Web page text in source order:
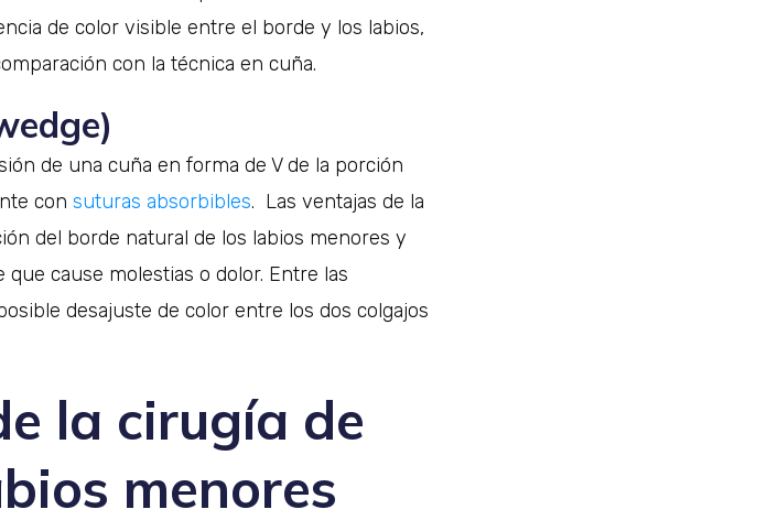
de color visible entre el borde y los labios,
con la técnica en cuña.
de una cuña en forma de V de la porción
con suturas absorbibles. Las ventajas de la
del borde natural de los labios menores y
cause molestias o dolor. Entre las
desajuste de color entre los dos colgajos
la cirugía de
menores